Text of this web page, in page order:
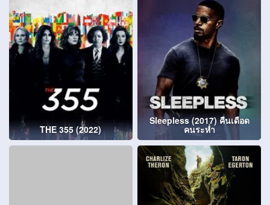
THE 355 (2022)
Sleepless (2017) คืนเดือด
คนระห่ำ